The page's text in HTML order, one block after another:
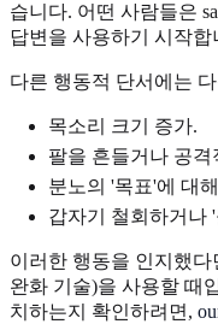
습니다. 어떤 사람들은
답변을 사용하기 시작합
다른 행동적 단서에는
목소리 크기 증가.
팔을 흔들거나 공
분노의 '목표'에 대
갑자기 철회하거나
이러한 행동을 인지했다
완화 기술)을 사용할 때
치하는지 확인하려면,